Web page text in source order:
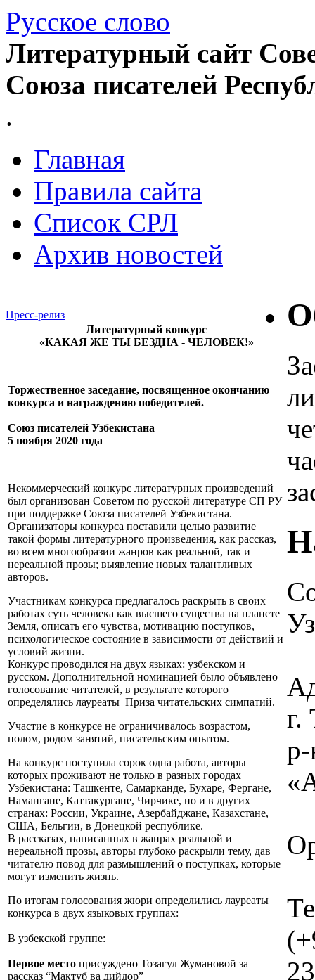
Русское слово
Литературный сайт
Союза писателей
.
Главная
Правила сайта
Список СРЛ
Архив новостей
Пресс-релиз
Литературный конкурс
«КАКАЯ ЖЕ ТЫ БЕЗДНА - ЧЕЛОВЕК!»
Торжественное заседание, посвященное окончанию
конкурса и награждению победителей.
Союз писателей Узбекистана
5 ноября 2020 года
Некоммерческий конкурс литературных произведений
был организован Советом по русской литературе СП РУ
при поддержке Союза писателей Узбекистана.
Организаторы конкурса поставили целью развитие
такой формы литературного произведения, как рассказ,
во всем многообразии жанров как реальной, так и
нереальной прозы; выявление новых талантливых
авторов.
Участникам конкурса предлагалось раскрыть в своих
работах суть человека как высшего существа на планете
Земля, описать его чувства, мотивацию поступков,
психологическое состояние в зависимости от действий и
условий жизни.
Конкурс проводился на двух языках: узбекском и
русском. Дополнительной номинацией было объявлено
голосование читателей, в результате которого
определялись лауреаты Приза читательских симпатий.
Участие в конкурсе не ограничивалось возрастом,
полом, родом занятий, писательским опытом.
На конкурс поступила сорок одна работа, авторы
которых проживают не только в разных городах
Узбекистана: Ташкенте, Самарканде, Бухаре, Фергане,
Намангане, Каттакургане, Чирчике, но и в других
странах: России, Украине, Азербайджане, Казахстане,
США, Бельгии, в Донецкой республике.
В рассказах, написанных в жанрах реальной и
нереальной прозы, авторы глубоко раскрыли тему, дав
читателю повод для размышлений о поступках, которые
могут изменить жизнь.
По итогам голосования жюри определились лауреаты
конкурса в двух языковых группах:
В узбекской группе:
Первое место присуждено Тозагул Жумановой за
рассказ “Мактуб ва дийдор”